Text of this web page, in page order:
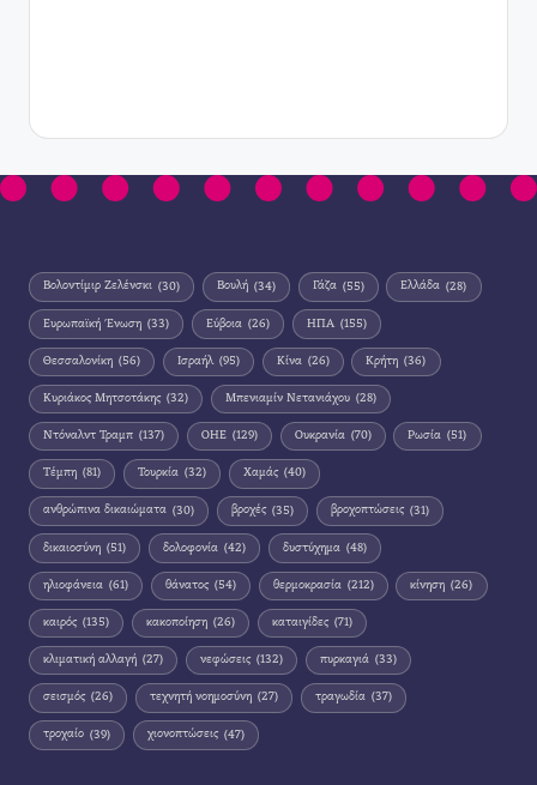
Βολοντίμιρ Ζελένσκι (30) Βουλή (34) Γάζα (55) Ελλάδα (28)
Ευρωπαϊκή Ένωση (33) Εύβοια (26) ΗΠΑ (155)
Θεσσαλονίκη (56) Ισραήλ (95) Κίνα (26) Κρήτη (36)
Κυριάκος Μητσοτάκης (32) Μπενιαμίν Νετανιάχου (28)
Ντόναλντ Τραμπ (137) ΟΗΕ (129) Ουκρανία (70) Ρωσία (51)
Τέμπη (81) Τουρκία (32) Χαμάς (40)
ανθρώπινα δικαιώματα (30) βροχές (35) βροχοπτώσεις (31)
δικαιοσύνη (51) δολοφονία (42) δυστύχημα (48)
ηλιοφάνεια (61) θάνατος (54) θερμοκρασία (212) κίνηση (26)
καιρός (135) κακοποίηση (26) καταιγίδες (71)
κλιματική αλλαγή (27) νεφώσεις (132) πυρκαγιά (33)
σεισμός (26) τεχνητή νοημοσύνη (27) τραγωδία (37)
τροχαίο (39) χιονοπτώσεις (47)